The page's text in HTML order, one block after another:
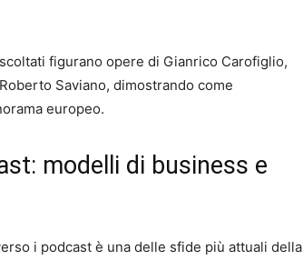
figurano opere di Gianrico Carofiglio,
Saviano, dimostrando come
europeo.
modelli di business e
i podcast è una delle sfide più attuali della